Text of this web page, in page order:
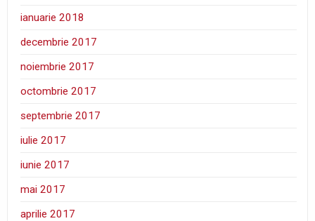
ianuarie 2018
decembrie 2017
noiembrie 2017
octombrie 2017
septembrie 2017
iulie 2017
iunie 2017
mai 2017
aprilie 2017